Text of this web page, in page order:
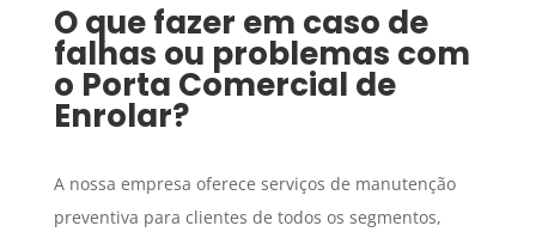
O que fazer em caso de
falhas ou problemas com
o Porta Comercial de
Enrolar?
A nossa empresa oferece serviços de manutenção
preventiva para clientes de todos os segmentos,